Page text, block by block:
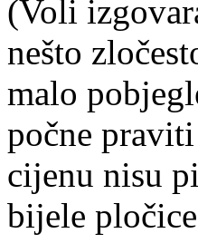
(Voli
nešto
malo
počne
cijenu nisu
bijele